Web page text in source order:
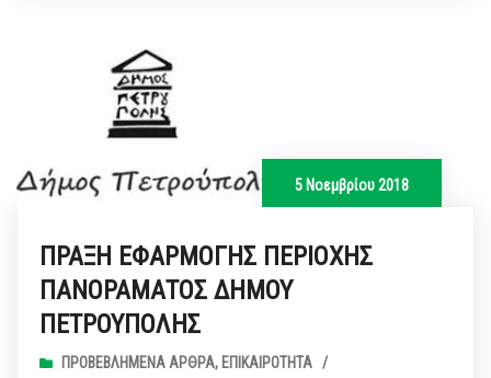
5 Νοεμβρίου 2018
ΠΡΑΞΗ ΕΦΑΡΜΟΓΗΣ ΠΕΡΙΟΧΗΣ
ΠΑΝΟΡΑΜΑΤΟΣ ΔΗΜΟΥ
ΠΕΤΡΟΥΠΟΛΗΣ
ΠΡΟΒΕΒΛΗΜΈΝΑ ΆΡΘΡΑ, ΕΠΙΚΑΙΡΌΤΗΤΑ /